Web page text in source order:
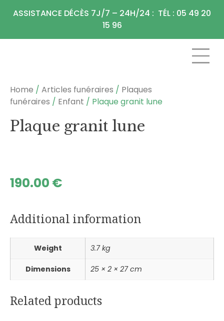
ASSISTANCE DÉCÈS 7J/7 – 24H/24 : TÉL : 05 49 20
15 96
Home / Articles funéraires / Plaques
funéraires / Enfant / Plaque granit lune
Plaque granit lune
190.00 €
Additional information
Weight 3.7 kg
Dimensions 25 × 2 × 27 cm
Related products
Panneau de gestion des cookies